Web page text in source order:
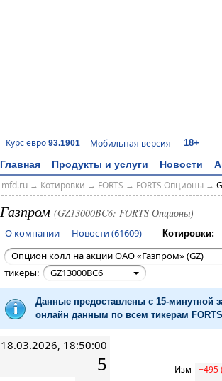
Курс евро 93.1901 Мобильная версия 18+
Главная Продукты и услуги Новости
mfd.ru→ Котировки → FORTS → FORTS Опционы→
Газпром (GZ13000BC6: FORTS Опционы)
О компании Новости (61609) Котировки:
Опцион колл на акции ОАО «Газпром» (GZ)
тикеры:
GZ13000BC6
Данные предоставлены с 15-минутной
онлайн данным по всем тикерам
18.03.2026, 18:50:00
5 Изм
−495